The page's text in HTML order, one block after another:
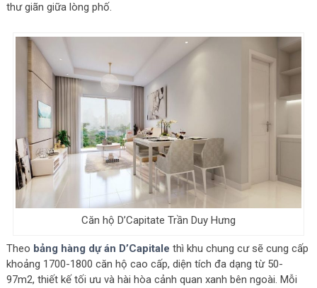
thư giãn giữa lòng phố.
Căn hộ D’Capitate Trần Duy Hưng
Theo bảng hàng dự án D’Capitale thì khu chung cư sẽ cung cấp
khoảng 1700-1800 căn hộ cao cấp, diện tích đa dạng từ 50-
97m2, thiết kế tối ưu và hài hòa cảnh quan xanh bên ngoài. Mỗi